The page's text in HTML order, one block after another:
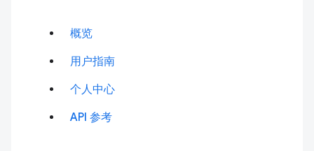
概览
用户指南
个人中心
API 参考